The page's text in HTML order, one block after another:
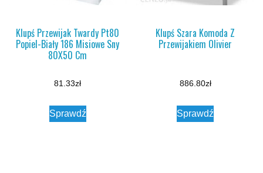
Klupś Przewijak Twardy Pt80
Popiel-Biały 186 Misiowe Sny
80X50 Cm
81.33zł
Sprawdź
Klupś Szara Komoda Z
Przewijakiem Olivier
886.80zł
Sprawdź